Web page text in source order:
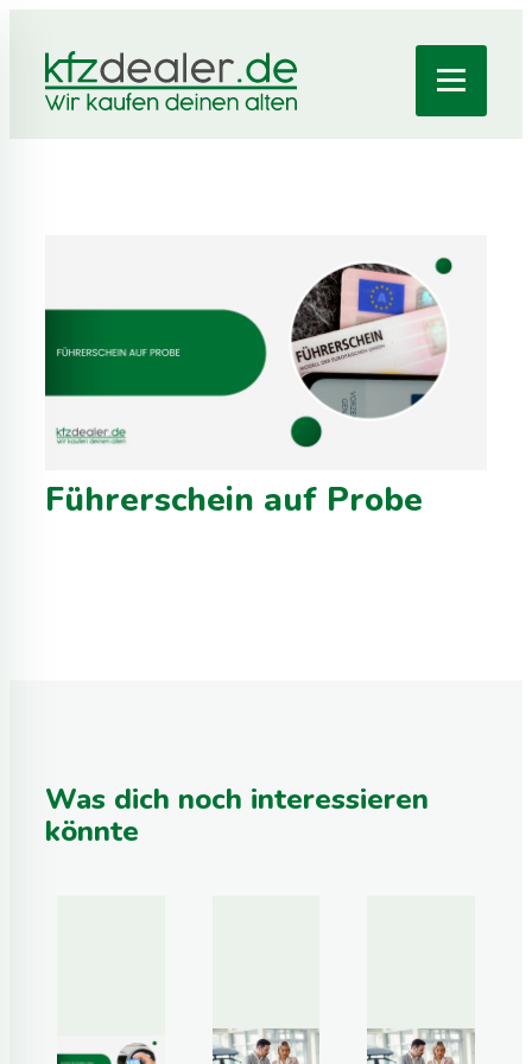
Führerschein auf Probe
Was dich noch interessieren
könnte